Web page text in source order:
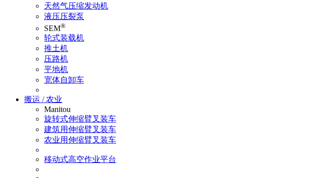
天然气压缩发动机
液压压裂泵
SEM®
轮式装载机
推土机
压路机
平地机
宽体自卸车
搬运 / 农业
Manitou
旋转式伸缩臂叉装车
建筑用伸缩臂叉装车
农业用伸缩臂叉装车
移动式高空作业平台